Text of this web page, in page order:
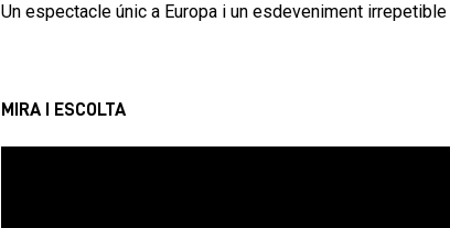
Un espectacle únic a Europa i un esdeveniment
MIRA I ESCOLTA